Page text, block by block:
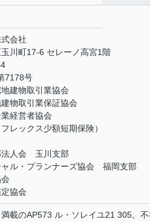
会社
川町17-6 セレーノ高宮1階
7178号
地建物取引業協会
建物取引業保証協会
業経営者協会
レックス少額短期保険）
法人会 玉川支部
ャル・プランナーズ協会 福岡支部
定協会
載のAP573 ル・ソレイユ21 305。